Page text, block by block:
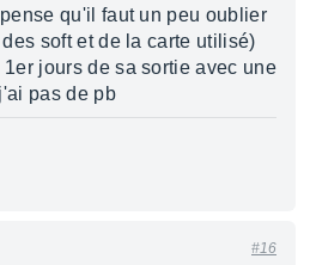
qu'il faut un peu oublier
soft et de la carte utilisé)
jours de sa sortie avec une
pas de pb
#16